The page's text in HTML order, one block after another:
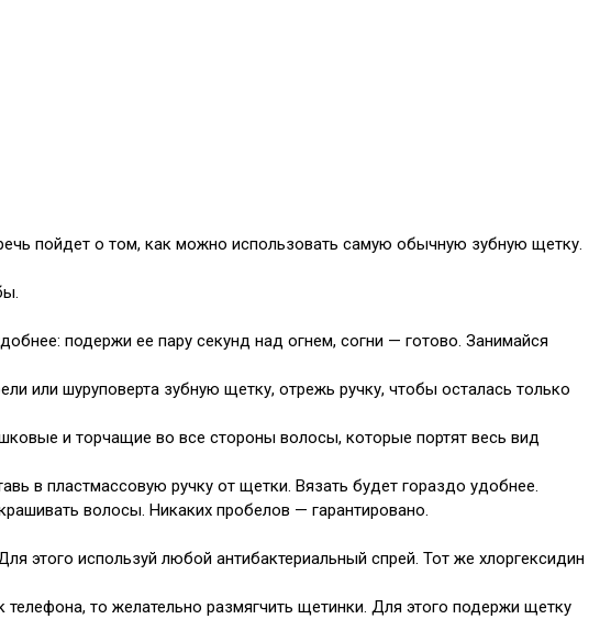
пойдет о том, как можно использовать самую обычную зубную щетку.
подержи ее пару секунд над огнем, согни — готово. Занимайся
или шуруповерта зубную щетку, отрежь ручку, чтобы осталась только
и торчащие во все стороны волосы, которые портят весь вид
в пластмассовую ручку от щетки. Вязать будет гораздо удобнее.
волосы. Никаких пробелов — гарантировано.
этого используй любой антибактериальный спрей. Тот же хлоргексидин
то желательно размягчить щетинки. Для этого подержи щетку